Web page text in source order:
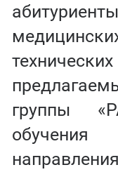
группы